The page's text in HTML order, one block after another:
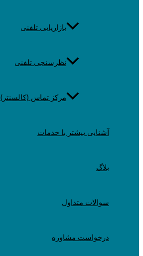
بازاریابی تلفنی
نظرسنجی تلفنی
مرکز تماس (کالسنتر)
آشنایی بیشتر با خدمات
بلاگ
سوالات متداول
درخواست مشاوره